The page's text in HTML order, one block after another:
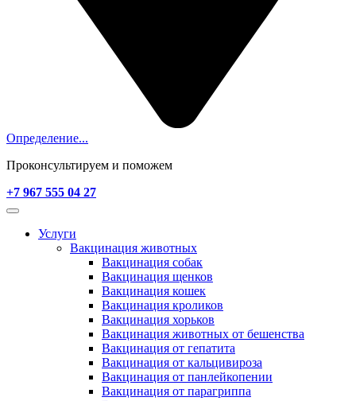
Определение...
Проконсультируем и поможем
+7 967 555 04 27
Услуги
Вакцинация животных
Вакцинация собак
Вакцинация щенков
Вакцинация кошек
Вакцинация кроликов
Вакцинация хорьков
Вакцинация животных от бешенства
Вакцинация от гепатита
Вакцинация от кальцивироза
Вакцинация от панлейкопении
Вакцинация от парагриппа